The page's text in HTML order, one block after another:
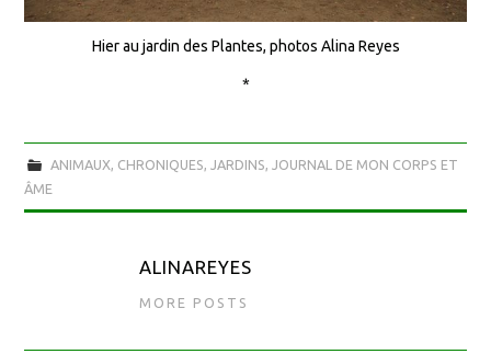
Hier au jardin des Plantes, photos Alina Reyes
*
ANIMAUX, CHRONIQUES, JARDINS, JOURNAL DE MON CORPS ET
ÂME
ALINAREYES
MORE POSTS